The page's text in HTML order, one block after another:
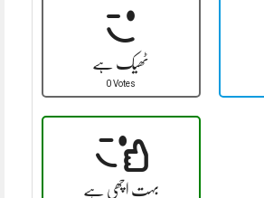
ٹھیک ہے
0 Votes
بہت اچھی ہے